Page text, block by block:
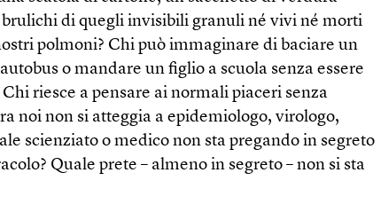
di quegli invisibili granuli né vivi né morti
polmoni? Chi può immaginare di baciare un
o mandare un figlio a scuola senza essere
riesce a pensare ai normali piaceri senza
noi non si atteggia a epidemiologo, virologo,
scienziato o medico non sta pregando in segreto
Quale prete – almeno in segreto – non si sta